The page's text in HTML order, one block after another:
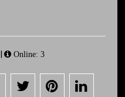
Online: 3